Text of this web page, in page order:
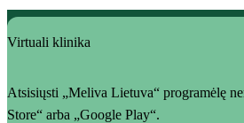
Virtuali klinika
Atsisiųsti „Meliva Lietuva“ programėlę
Store“ arba „Google Play“.